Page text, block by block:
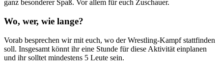
ganz besonderer Spaß. Vor allem für euch Zuschauer.
Wo, wer, wie lange?
Vorab besprechen wir mit euch, wo der Wrestling-Kampf stattfinden
soll. Insgesamt könnt ihr eine Stunde für diese Aktivität einplanen
und ihr solltet mindestens 5 Leute sein.